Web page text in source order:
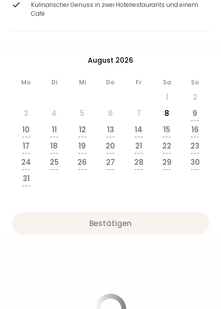
Kulinarischer Genuss in zwei Hotelrestaurants und einem
Café
August 2026
Mo Di Mi Do Fr Sa So
1
2
3
4 5 6 7 8 9
---
10
---
11
---
12
---
13
---
14
---
15
---
16
---
17
---
18
---
19
---
20
---
21
---
22
---
23
---
24
---
25
---
26
---
27
---
28
---
29
---
30
---
31
---
Bestätigen